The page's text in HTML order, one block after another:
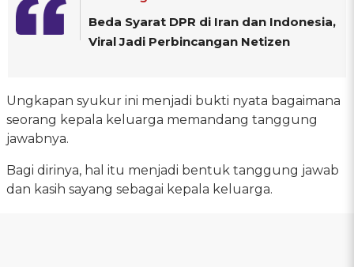
Beda Syarat DPR di Iran dan Indonesia,
Viral Jadi Perbincangan Netizen
Ungkapan syukur ini menjadi bukti nyata bagaimana
seorang kepala keluarga memandang tanggung
jawabnya.
Bagi dirinya, hal itu menjadi bentuk tanggung jawab
dan kasih sayang sebagai kepala keluarga.